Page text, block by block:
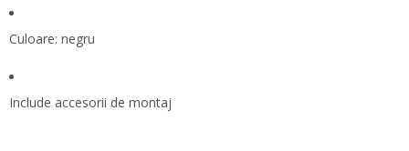
Culoare: negru
Include accesorii de montaj